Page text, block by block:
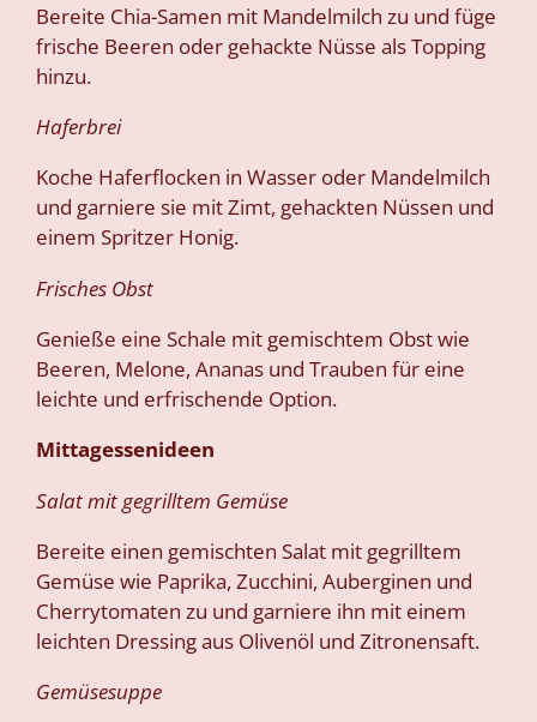
Bereite Chia-Samen mit Mandelmilch zu und füge
frische Beeren oder gehackte Nüsse als Topping
hinzu.
Haferbrei
Koche Haferflocken in Wasser oder Mandelmilch
und garniere sie mit Zimt, gehackten Nüssen und
einem Spritzer Honig.
Frisches Obst
Genieße eine Schale mit gemischtem Obst wie
Beeren, Melone, Ananas und Trauben für eine
leichte und erfrischende Option.
Mittagessenideen
Salat mit gegrilltem Gemüse
Bereite einen gemischten Salat mit gegrilltem
Gemüse wie Paprika, Zucchini, Auberginen und
Cherrytomaten zu und garniere ihn mit einem
leichten Dressing aus Olivenöl und Zitronensaft.
Gemüsesuppe